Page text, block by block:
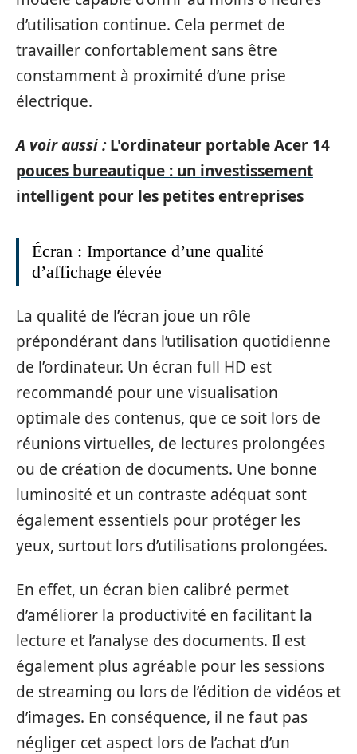
d’utilisation continue. Cela permet de
travailler confortablement sans être
constamment à proximité d’une prise
électrique.
A voir aussi : L'ordinateur portable Acer 14
pouces bureautique : un investissement
intelligent pour les petites entreprises
Écran : Importance d’une qualité
d’affichage élevée
La qualité de l’écran joue un rôle
prépondérant dans l’utilisation quotidienne
de l’ordinateur. Un écran full HD est
recommandé pour une visualisation
optimale des contenus, que ce soit lors de
réunions virtuelles, de lectures prolongées
ou de création de documents. Une bonne
luminosité et un contraste adéquat sont
également essentiels pour protéger les
yeux, surtout lors d’utilisations prolongées.
En effet, un écran bien calibré permet
d’améliorer la productivité en facilitant la
lecture et l’analyse des documents. Il est
également plus agréable pour les sessions
de streaming ou lors de l’édition de vidéos et
d’images. En conséquence, il ne faut pas
négliger cet aspect lors de l’achat d’un